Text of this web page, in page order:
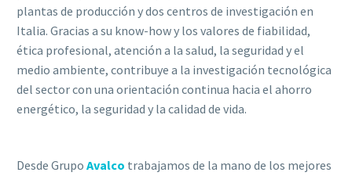
plantas de producción y dos centros de investigación en
Italia. Gracias a su know-how y los valores de fiabilidad,
ética profesional, atención a la salud, la seguridad y el
medio ambiente, contribuye a la investigación tecnológica
del sector con una orientación continua hacia el ahorro
energético, la seguridad y la calidad de vida.
Desde Grupo Avalco trabajamos de la mano de los mejores